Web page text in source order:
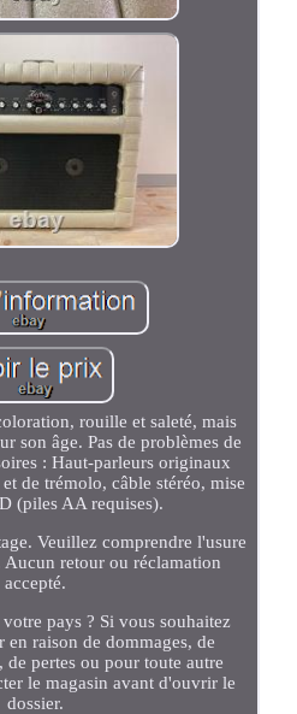
rouille et saleté, mais
son âge. Pas de problèmes de
: Haut-parleurs originaux
de trémolo, câble stéréo, mise
(piles AA requises).
Veuillez comprendre l'usure
Aucun retour ou réclamation
accepté.
pays ? Si vous souhaitez
en raison de dommages, de
pertes ou pour toute autre
le magasin avant d'ouvrir le
dossier.